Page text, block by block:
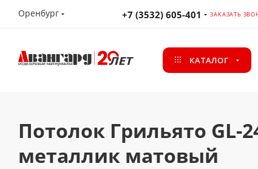
Оренбург +7 (3532) 605-401 ЗАКАЗАТЬ
КАТАЛОГ
Потолок Грильято
металлик матовый